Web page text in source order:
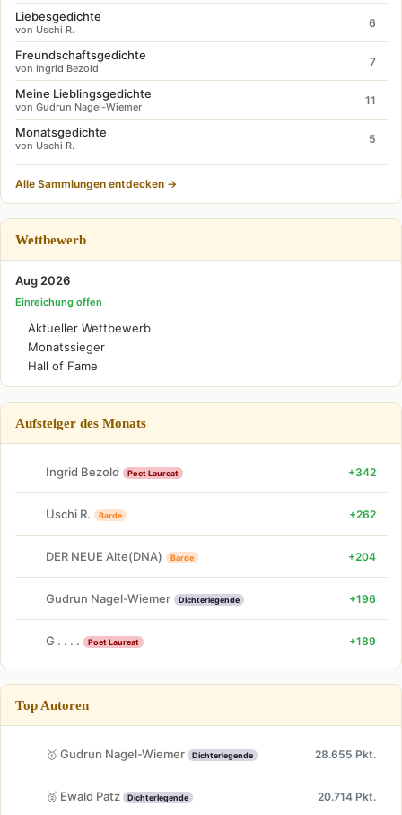
Liebesgedichte
von Uschi R.
6
Freundschaftsgedichte
von Ingrid Bezold
7
Meine Lieblingsgedichte
von Gudrun Nagel-Wiemer
11
Monatsgedichte
von Uschi R.
5
Alle Sammlungen entdecken →
Wettbewerb
Aug 2026
Einreichung offen
Aktueller Wettbewerb
Monatssieger
Hall of Fame
Aufsteiger des Monats
Ingrid Bezold Poet Laureat +342
Uschi R. Barde +262
DER NEUE Alte(DNA) Barde +204
Gudrun Nagel-Wiemer Dichterlegende +196
G . . . . Poet Laureat +189
Top Autoren
🥇 Gudrun Nagel-Wiemer Dichterlegende 28.655 Pkt.
🥈 Ewald Patz Dichterlegende 20.714 Pkt.